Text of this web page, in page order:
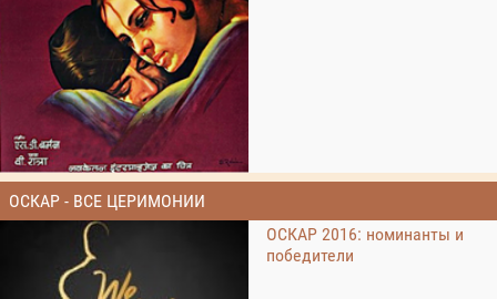
ОСКАР - ВСЕ ЦЕРИМОНИИ
ОСКАР 2016: номинанты и
победители